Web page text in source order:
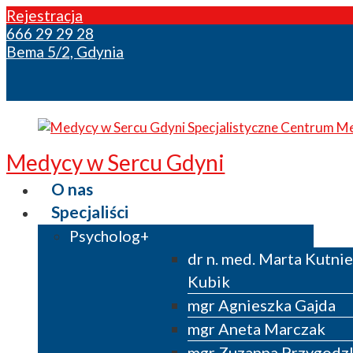
Rejestracja
666 29 29 28
Bema 5/2, Gdynia
Medycy w Sercu Gdyni
O nas
Specjaliści
Psycholog
dr n. med. Marta
Kubik
mgr Agnieszka Gajda
mgr Aneta Marczak